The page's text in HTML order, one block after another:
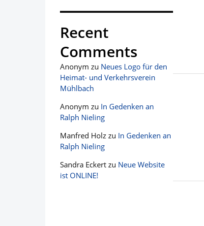
Recent
Comments
Anonym zu Neues Logo für den
Heimat- und Verkehrsverein
Mühlbach
Anonym zu In Gedenken an
Ralph Nieling
Manfred Holz zu In Gedenken an
Ralph Nieling
Sandra Eckert zu Neue Website
ist ONLINE!